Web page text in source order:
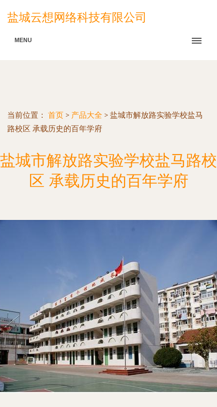
盐城云想网络科技有限公司
MENU
当前位置： 首页 > 产品大全 > 盐城市解放路实验学校盐马
路校区 承载历史的百年学府
盐城市解放路实验学校盐马路校
区 承载历史的百年学府